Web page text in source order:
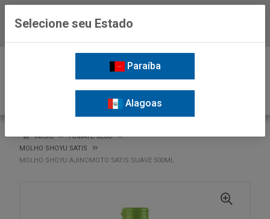
INÍCIO
TOMATE SECO
MOLHO SHOYU SATIS
MOLHO SHOYU AJINOMOTO SATIS SUAVE 500ML
Selecione seu Estado
Paraíba
Alagoas